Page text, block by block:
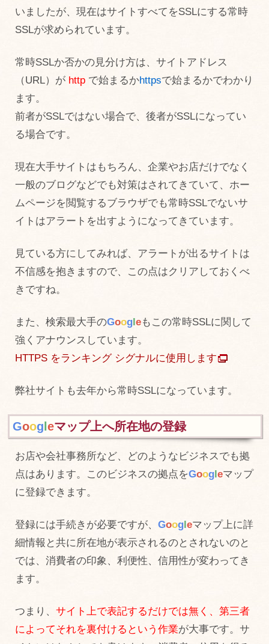
いましたが、現在はサイトすべてをSSLにする常時
SSLが求められています。
常時SSLか否かの見分け方は、サイトアドレス
（URL）が http で始まるかhttpsで始まるかでわかり
ます。
前者がSSLではない場合で、後者がSSLになってい
る場合です。
現在大手サイトはもちろん、企業やお店だけでなく
一般のブログなどでも対策はされてきていて、ホー
ムページを閲覧するブラウザでも常時SSLでないサ
イトはアラートを出すようになってきています。
見ている方にしてみれば、アラートが出るサイトは
不信感を抱きますので、この点はクリアしておくべ
きですね。
また、検索最大手のGoogleもこの常時SSLに関して
強くアナウンスしています。
HTTPS をランキング シグナルに使用します
弊社サイトも去年から常時SSLになっています。
Goog leマップ上へ所在地の登録
お店や会社事務所など、どのようなビジネスでも拠
点はあります。このビジネスの拠点をGoogleマップ
に登録できます。
登録には手続きが必要ですが、Googleマップ上に詳
細情報と共に所在地が表示されるのとされないのと
では、消費者の印象、利便性、信用性が変わってき
ます。
つまり、サイト上で表記するだけでは無く、第三者
によってそれを裏付けるという作業が大事です。サ